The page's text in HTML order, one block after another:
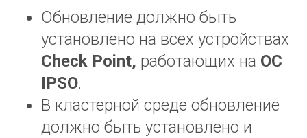
Обновление должно быть
установлено на всех устройствах
Check Point, работающих на ОС
IPSO.
В кластерной среде обновление
должно быть установлено и
Вакансии
О компании
О КОМПАНИИ
Контакты